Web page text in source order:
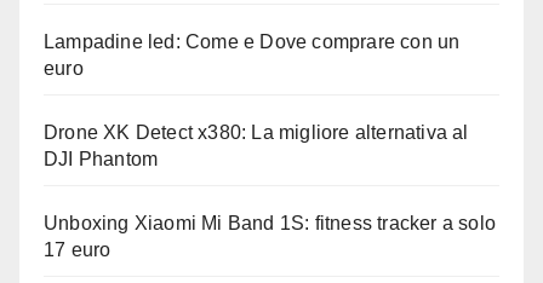
Lampadine led: Come e Dove comprare con un
euro
Drone XK Detect x380: La migliore alternativa al
DJI Phantom
Unboxing Xiaomi Mi Band 1S: fitness tracker a solo
17 euro